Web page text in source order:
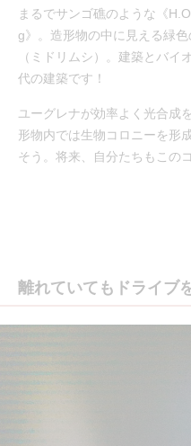
まるでサンゴ礁のような《
g》。造形物の中に見える緑
（ミドリムシ）。建築とバイ
代の建築です！
ユーグレナが効率よく光合成
形物内では生物コロニーを形
そう。将来、自分たちもこの
離れていてもドライブ